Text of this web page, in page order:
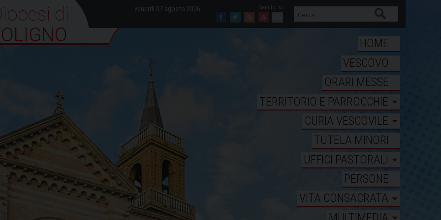
venerdì 07 agosto 2026
Facebook
Twitter
FeedYoutube
Mail
di Foligno
HOME
VESCOVO
ORARI MESSE
TERRITORIO E PARROCCHIE
CURIA VESCOVILE
TUTELA MINORI
UFFICI PASTORALI
PERSONE
VITA CONSACRATA